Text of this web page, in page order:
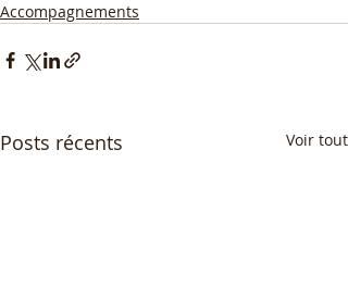
Accompagnements
Posts récents Voir tout